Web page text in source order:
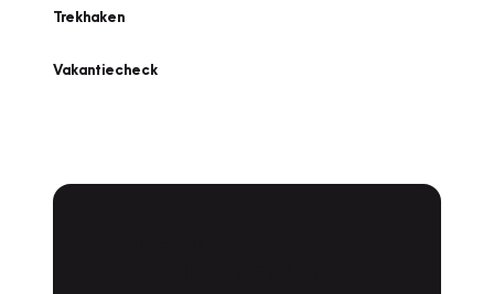
Trekhaken
Vakantiecheck